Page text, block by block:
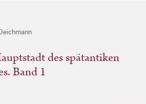
des spätantiken
Band 1